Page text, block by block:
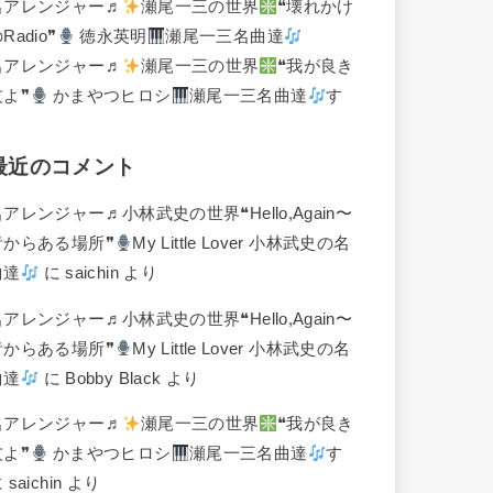
アレンジャー♬ 瀬尾一三の世界
❝壊れかけ
Radio❞
徳永英明
瀬尾一三名曲達
アレンジャー♬
瀬尾一三の世界
❝我が良き
よ❞
かまやつヒロシ 瀬尾一三名曲達 す
近のコメント
アレンジャー♬ 小林武史の世界❝Hello,Again〜
からある場所❞
My Little Lover 小林武史の名
にsaichinより
アレンジャー♬ 小林武史の世界❝Hello,Again〜
からある場所❞
My Little Lover 小林武史の名
に Bobby Black より
アレンジャー♬ 瀬尾一三の世界
❝我が良き
よ❞
かまやつヒロシ 瀬尾一三名曲達
す
saichin より